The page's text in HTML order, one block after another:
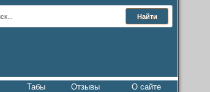
Табы Отзывы О сайте